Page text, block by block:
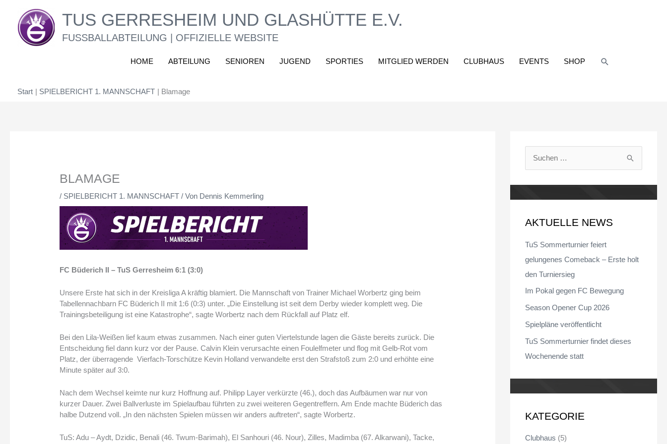
springen
TUS GERRESHEIM UND GLASHÜTTE E.V.
FUSSBALLABTEILUNG | OFFIZIELLE WEBSITE
HOME ABTEILUNG SENIOREN JUGEND SPORTIES MITGLIED WERDEN CLUBHAUS EVENTS SHOP Suchen
Start SPIELBERICHT 1. MANNSCHAFT Blamage
BLAMAGE
/ SPIELBERICHT 1. MANNSCHAFT / Von Dennis Kemmerling
FC Büderich II – TuS Gerresheim 6:1 (3:0)
Unsere Erste hat sich in der Kreisliga A kräftig blamiert. Die Mannschaft von Trainer Michael Worbertz ging beim
Tabellennachbarn FC Büderich II mit 1:6 (0:3) unter. „Die Einstellung ist seit dem Derby wieder komplett weg. Die
Trainingsbeteiligung ist eine Katastrophe“, sagte Worbertz nach dem Rückfall auf Platz elf.
Bei den Lila-Weißen lief kaum etwas zusammen. Nach einer guten Viertelstunde lagen die Gäste bereits zurück. Die
Entscheidung fiel dann kurz vor der Pause. Calvin Klein verursachte einen Foulelfmeter und flog mit Gelb-Rot vom
Platz, der überragende Vierfach-Torschütze Kevin Holland verwandelte erst den Strafstoß zum 2:0 und erhöhte eine
Minute später auf 3:0.
Nach dem Wechsel keimte nur kurz Hoffnung auf. Philipp Layer verkürzte (46.), doch das Aufbäumen war nur von
kurzer Dauer. Zwei Ballverluste im Spielaufbau führten zu zwei weiteren Gegentreffern. Am Ende machte Büderich das
halbe Dutzend voll. „In den nächsten Spielen müssen wir anders auftreten“, sagte Worbertz.
TuS: Adu – Aydt, Dzidic, Benali (46. Twum-Barimah), El Sanhouri (46. Nour), Zilles, Madimba (67. Alkarwani), Tacke,
e
n
a
c
h
:
AKTUELLE NEWS
TuS Sommerturnier feiert
gelungenes Comeback – Erste holt
den Turniersieg
Im Pokal gegen FC Bewegung
Season Opener Cup 2026
Spielpläne veröffentlicht
TuS Sommerturnier findet dieses
Wochenende statt
KATEGORIE
Clubhaus (5)